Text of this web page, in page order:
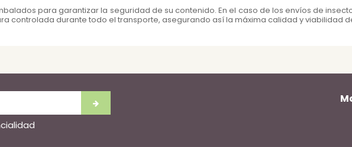
para garantizar la seguridad de su contenido. En el caso de los envíos de
controlada durante todo el transporte, asegurando así la máxima calidad y viabilidad